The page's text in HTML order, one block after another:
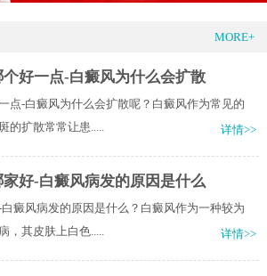
MORE+
好一点-白癜风为什么会扩散
点-白癜风为什么会扩散呢？白癜风作为常见的
的扩散常常让患.....
详情>>
好-白癜风病发的原因是什么
癜风病发的原因是什么？白癜风作为一种较为
，其皮肤上白色.....
详情>>